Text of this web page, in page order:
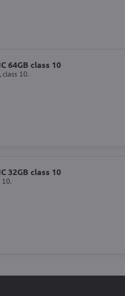
64GB class 10
class 10.
32GB class 10
10.